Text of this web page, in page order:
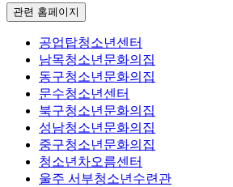
관련 홈페이지
공업탑청소년센터
남목청소년문화의집
동구청소년문화의집
문수청소년센터
북구청소년문화의집
성남청소년문화의집
중구청소년문화의집
청소년차오름센터
울주 서부청소년수련관